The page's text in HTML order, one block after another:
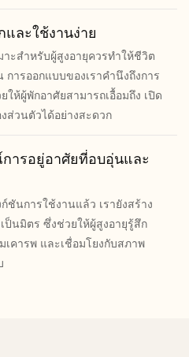
ละใช้งานง่าย
าะสำหรับผู้สูงอายุควรทำให้ชีวิต
ารออกแบบของเราคำนึงถึงการ
ให้ผู้พักอาศัยสามารถเอื้อมถึง เปิด
ส่วนตัวได้อย่างสะดวก
ารอยู่อาศัยที่อบอุ่นและ
ชันการใช้งานแล้ว เรายังสร้าง
นมิตร ซึ่งช่วยให้ผู้สูงอายุรู้สึก
เคารพ และเชื่อมโยงกับสภาพ